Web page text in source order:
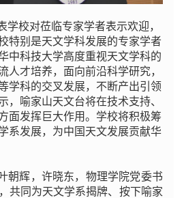
学校对莅临专家学者表示欢迎，
特别是天文学科发展的专家学者
中科技大学高度重视天文学科的
人才培养，面向前沿科学研究，
学科的交叉发展，不断产出引领
，喻家山天文台将在技术支持、
面发挥巨大作用。学校将积极筹
系发展，为中国天文发展贡献华
朝辉，许晓东，物理学院党委书
共同为天文学系揭牌、按下喻家